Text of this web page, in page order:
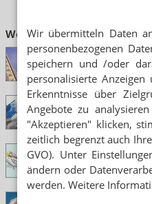
Wir übermitteln Daten
personenbezogenen
speichern und /oder
personalisierte
Erkenntnisse über
Angebote zu
"Akzeptieren" klicken,
zeitlich begrenzt auch
GVO). Unter
ändern oder
werden. Weitere
Weitere Empfehlungen:
KLIMAANLAGE, EIS & CO.
Warum es super ist, im
TRINKEN, LÜFTEN,
Beratungstipps: Hitze
NACHTDIENSTGEDANKEN
Kein Hitzefrei im